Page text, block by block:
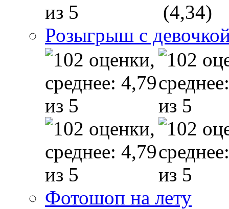
(4,34)
Розыгрыш с
Фотошоп на лету